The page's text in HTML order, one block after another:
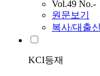
Vol.49 No.-
원문보기
복사/대출
KCI등재